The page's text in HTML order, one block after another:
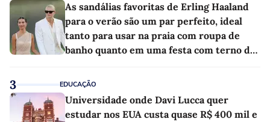
As sandálias favoritas de Erling Haaland
para o verão são um par perfeito, ideal
tanto para usar na praia com roupa de
banho quanto em uma festa com terno de
3 EDUCAÇÃO
Universidade onde Davi Lucca quer
estudar nos EUA custa quase R$ 400 mil e